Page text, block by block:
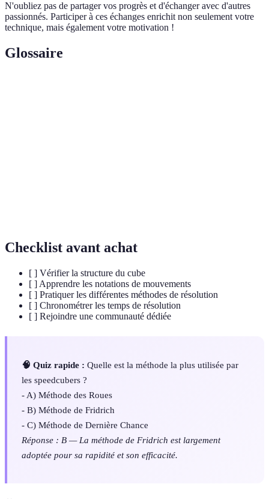
N'oubliez pas de partager vos progrès et d'échanger avec d'autres
passionnés. Participer à ces échanges enrichit non seulement votre
technique, mais également votre motivation !
Glossaire
Checklist avant achat
[ ] Vérifier la structure du cube
[ ] Apprendre les notations de mouvements
[ ] Pratiquer les différentes méthodes de résolution
[ ] Chronométrer les temps de résolution
[ ] Rejoindre une communauté dédiée
🧠 Quiz rapide : Quelle est la méthode la plus utilisée par
les speedcubers ?
- A) Méthode des Roues
- B) Méthode de Fridrich
- C) Méthode de Dernière Chance
Réponse : B — La méthode de Fridrich est largement
adoptée pour sa rapidité et son efficacité.